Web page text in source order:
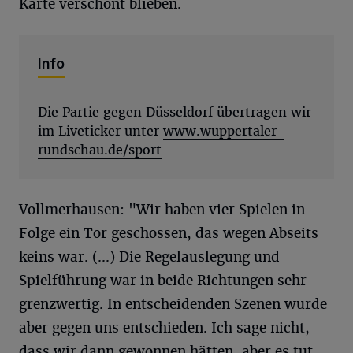
Karte verschont blieben.
Info
Die Partie gegen Düsseldorf übertragen wir
im Liveticker unter www.wuppertaler-
rundschau.de/sport
Vollmerhausen: "Wir haben vier Spielen in
Folge ein Tor geschossen, das wegen Abseits
keins war. (...) Die Regelauslegung und
Spielführung war in beide Richtungen sehr
grenzwertig. In entscheidenden Szenen wurde
aber gegen uns entschieden. Ich sage nicht,